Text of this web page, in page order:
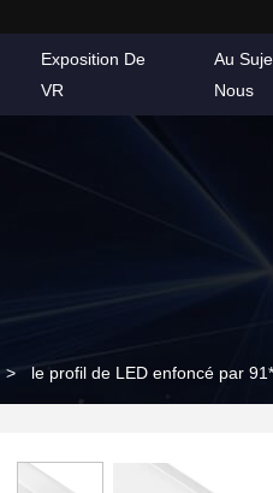
Exposition De
VR
Au
Nous
> le profil de LED enfoncé par